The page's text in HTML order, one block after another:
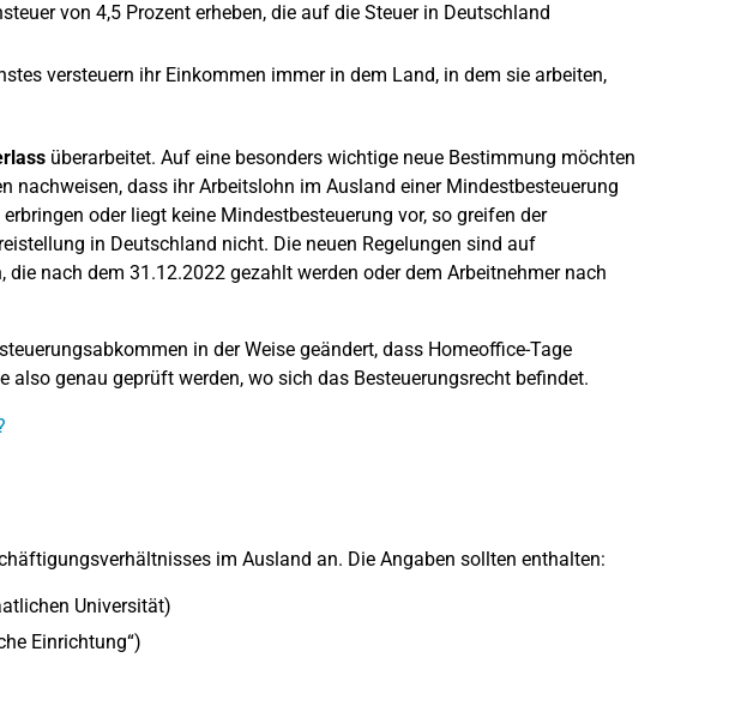
von 4,5 Prozent erheben, die auf die Steuer in Deutschland
versteuern ihr Einkommen immer in dem Land, in dem sie arbeiten,
überarbeitet. Auf eine besonders wichtige neue Bestimmung möchten
dass ihr Arbeitslohn im Ausland einer Mindestbesteuerung
oder liegt keine Mindestbesteuerung vor, so greifen der
in Deutschland nicht. Die neuen Regelungen sind auf
nach dem 31.12.2022 gezahlt werden oder dem Arbeitnehmer nach
in der Weise geändert, dass Homeoffice-Tage
genau geprüft werden, wo sich das Besteuerungsrecht befindet.
im Ausland an. Die Angaben sollten enthalten:
Universität)
Einrichtung“)